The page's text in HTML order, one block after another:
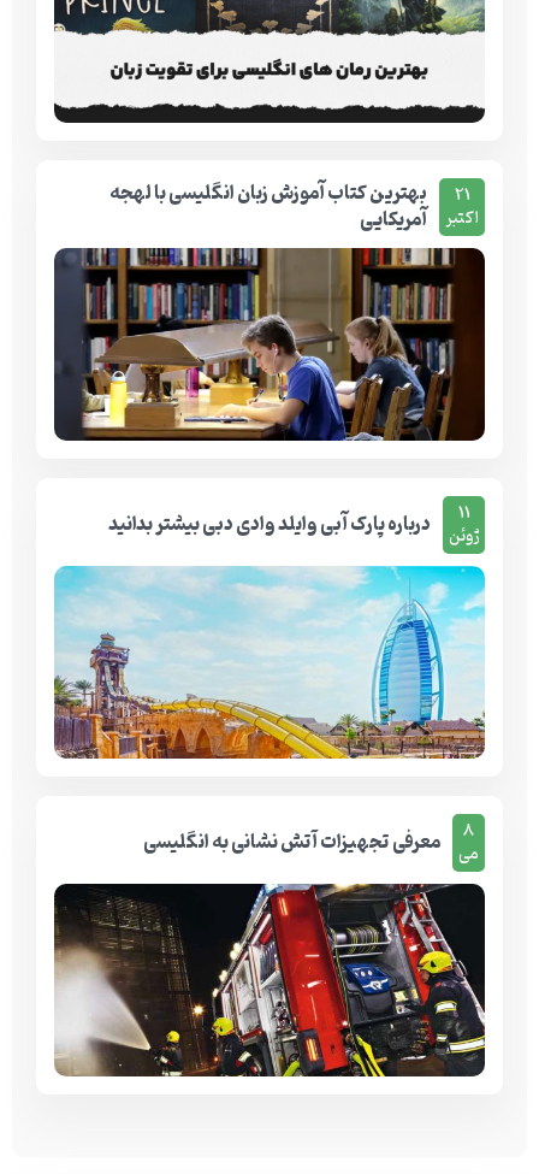
21
اکتبر
بهترین کتاب آموزش زبان انگلیسی با لهجه
آمریکایی
11
ژوئن درباره پارک آبی وایلد وادی دبی بیشتر بدانید
8
می معرفی تجهیزات آتش نشانی به انگلیسی